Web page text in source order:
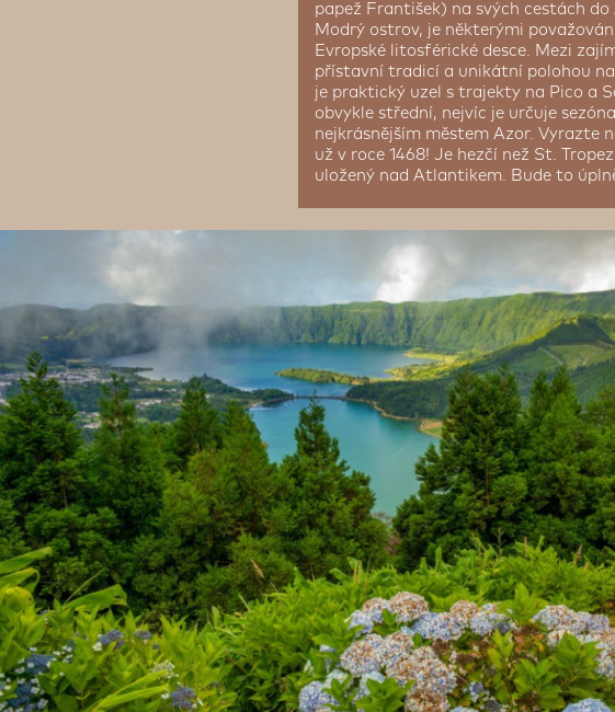
papež František) na svých cestách
Modrý ostrov, je některými
Evropské litosférické desce. Mezi
přístavní tradicí a unikátní polohou
je praktický uzel s trajekty na Pico a
obvykle střední, nejvíc je určuje
nejkrásnějším městem Azor. Vyrazte
už v roce 1468! Je hezčí než St.
uložený nad Atlantikem. Bude to